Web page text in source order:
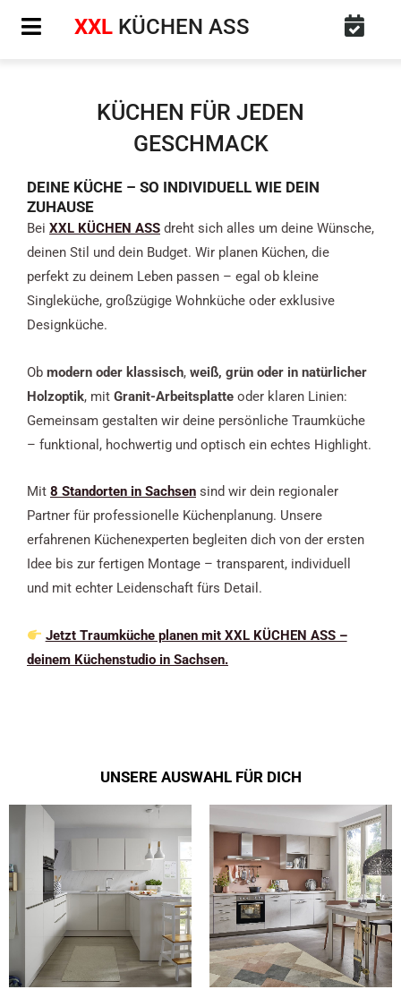
Inhalt
XXL KÜCHEN ASS
KÜCHEN FÜR JEDEN
GESCHMACK
DEINE KÜCHE – SO INDIVIDUELL WIE DEIN
ZUHAUSE
Bei XXL KÜCHEN ASS dreht sich alles um deine Wünsche,
deinen Stil und dein Budget. Wir planen Küchen, die
perfekt zu deinem Leben passen – egal ob kleine
Singleküche, großzügige Wohnküche oder exklusive
Designküche.
Ob modern oder klassisch, weiß, grün oder in natürlicher
Holzoptik, mit Granit-Arbeitsplatte oder klaren Linien:
Gemeinsam gestalten wir deine persönliche Traumküche
– funktional, hochwertig und optisch ein echtes Highlight.
Mit 8 Standorten in Sachsen sind wir dein regionaler
Partner für professionelle Küchenplanung. Unsere
erfahrenen Küchenexperten begleiten dich von der ersten
Idee bis zur fertigen Montage – transparent, individuell
und mit echter Leidenschaft fürs Detail.
Jetzt Traumküche planen mit XXL KÜCHEN ASS –
deinem Küchenstudio in Sachsen.
UNSERE AUSWAHL FÜR DICH